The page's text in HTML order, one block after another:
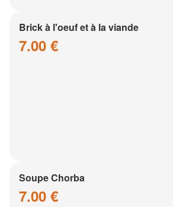
Brick à l'oeuf et à la viande
7.00 €
Soupe Chorba
7.00 €